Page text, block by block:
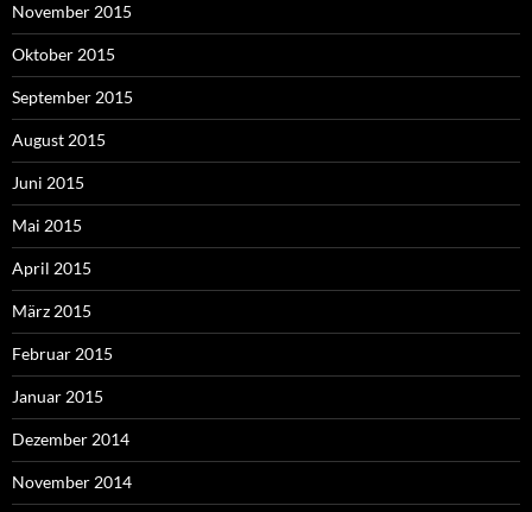
November 2015
Oktober 2015
September 2015
August 2015
Juni 2015
Mai 2015
April 2015
März 2015
Februar 2015
Januar 2015
Dezember 2014
November 2014